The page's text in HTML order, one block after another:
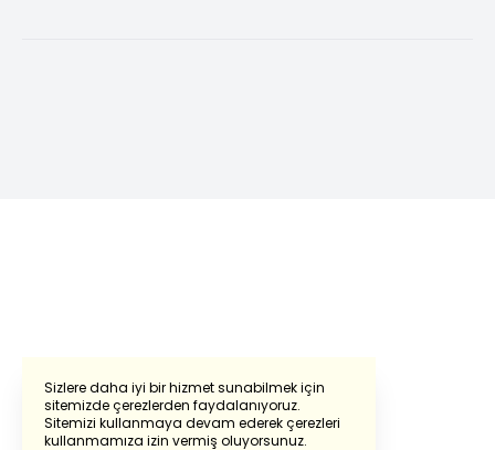
Sizlere daha iyi bir hizmet sunabilmek için
sitemizde çerezlerden faydalanıyoruz.
Sitemizi kullanmaya devam ederek çerezleri
kullanmamıza izin vermiş oluyorsunuz.